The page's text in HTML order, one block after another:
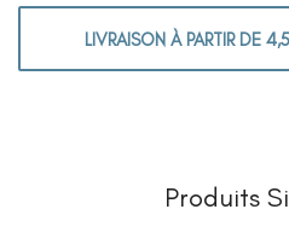
LIVRAISON À PARTIR DE
Produits